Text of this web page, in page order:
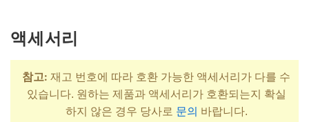
액세서리
참고: 재고 번호에 따라 호환 가능한 액세서리가 다를 수
있습니다. 원하는 제품과 액세서리가 호환되는지 확실
하지 않은 경우 당사로 문의 바랍니다.